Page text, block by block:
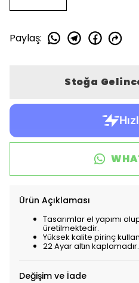
Paylaş:
Stoğa
Ürün Açıklaması
Tasarımlar el yapımı
üretilmektedir.
Yüksek kalite pirinç
22 Ayar altın kaplamadır.
Değişim ve İade